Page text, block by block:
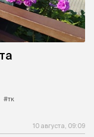
#тк
10 августа, 09:09